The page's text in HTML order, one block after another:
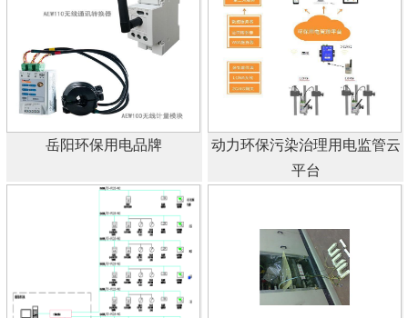
岳阳环保用电品牌
动力环保污染治理用电监管云
平台